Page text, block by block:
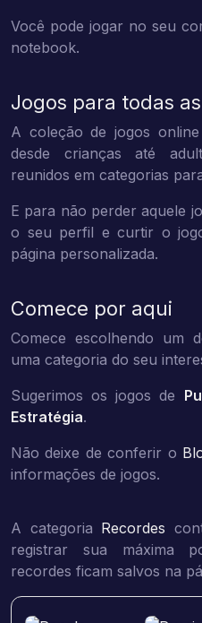
Você pode jogar no seu
notebook.
Jogos para todas
A coleção de jogos
desde crianças até
reunidos em categorias
E para não perder aquele
o seu perfil e curtir o
página personalizada.
Comece por aqui
Comece escolhendo um
uma categoria do seu
Sugerimos os jogos de
Estratégia.
Não deixe de conferir o
informações de jogos.
A categoria Recordes
registrar sua máxima
recordes ficam salvos na